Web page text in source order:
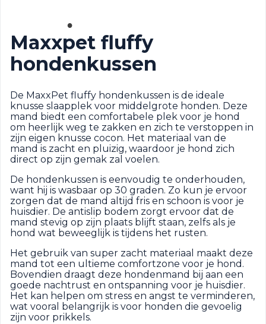
Maxxpet fluffy
hondenkussen
De MaxxPet fluffy hondenkussen is de ideale
knusse slaapplek voor middelgrote honden. Deze
mand biedt een comfortabele plek voor je hond
om heerlijk weg te zakken en zich te verstoppen in
zijn eigen knusse cocon. Het materiaal van de
mand is zacht en pluizig, waardoor je hond zich
direct op zijn gemak zal voelen.
De hondenkussen is eenvoudig te onderhouden,
want hij is wasbaar op 30 graden. Zo kun je ervoor
zorgen dat de mand altijd fris en schoon is voor je
huisdier. De antislip bodem zorgt ervoor dat de
mand stevig op zijn plaats blijft staan, zelfs als je
hond wat beweeglijk is tijdens het rusten.
Het gebruik van super zacht materiaal maakt deze
mand tot een ultieme comfortzone voor je hond.
Bovendien draagt deze hondenmand bij aan een
goede nachtrust en ontspanning voor je huisdier.
Het kan helpen om stress en angst te verminderen,
wat vooral belangrijk is voor honden die gevoelig
zijn voor prikkels.